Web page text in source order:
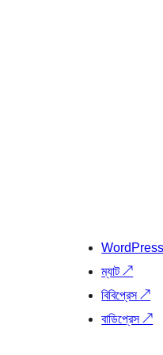
ম্যাট↗
বিবিপ্রেস↗
বাডিপ্রেস↗